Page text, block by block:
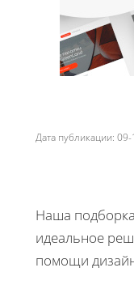
Дата публикации:
Наша подборка
идеальное
помощи